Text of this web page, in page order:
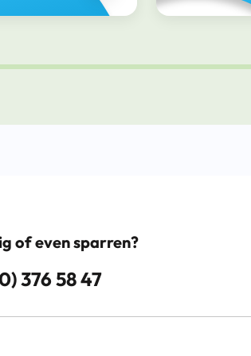
of even sparren?
376 58 47